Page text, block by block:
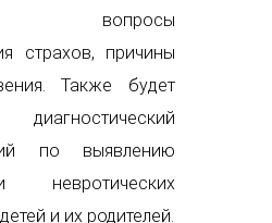
вопросы
страхов, причины
Также будет
диагностический
по выявлению
и их родителей.